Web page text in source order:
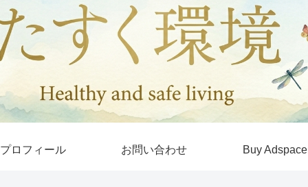
プロフィール お問い合わせ Buy Adspace